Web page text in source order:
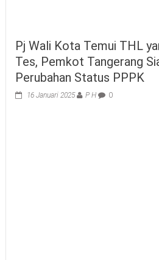
Pj Wali Kota Temui THL
Tes, Pemkot Tangerang
Perubahan Status PPPK
16 Januari 2025 P H 0